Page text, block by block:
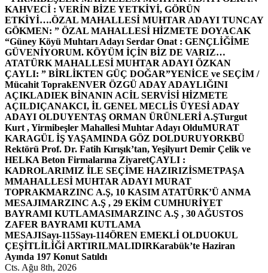
KAHVECİ : VERİN BİZE YETKİYİ, GÖRÜN
ETKİYİ….ÖZAL MAHALLESİ MUHTAR ADAYI TUNCAY
GÖKMEN: ” ÖZAL MAHALLESİ HİZMETE DOYACAK
“Güney Köyü Muhtarı Adayı Serdar Onat : GENÇLİĞİME
GÜVENİYORUM. KÖYÜM İÇİN BİZ DE VARIZ…
ATATÜRK MAHALLESİ MUHTAR ADAYI ÖZKAN
ÇAYLI: ” BİRLİKTEN GÜÇ DOĞAR”YENİCE ve SEÇİM /
Mücahit ToprakENVER ÖZGÜ ADAY ADAYLIĞINI
AÇIKLADIEK BİNANIN ACİL SERVİSİ HİZMETE
AÇILDIÇANAKCI, İL GENEL MECLİS ÜYESİ ADAY
ADAYI OLDUYENTAŞ ORMAN ÜRÜNLERİ A.ŞTurgut
Kurt , Yirmibeşler Mahallesi Muhtar Adayı OlduMURAT
KARAGÜL İŞ YAŞAMINDA GÖZ DOLDURUYORKBÜ
Rektörü Prof. Dr. Fatih Kırışık’tan, Yeşilyurt Demir Çelik ve
HELKA Beton Firmalarına ZiyaretÇAYLI :
KADROLARIMIZ İLE SEÇİME HAZIRIZİSMETPAŞA
MMAHALLESİ MUHTAR ADAYI MURAT
TOPRAKMARZINC A.Ş, 10 KASIM ATATÜRK’Ü ANMA
MESAJIMARZINC A.Ş , 29 EKİM CUMHURİYET
BAYRAMI KUTLAMASIMARZINC A.Ş , 30 AĞUSTOS
ZAFER BAYRAMI KUTLAMA
MESAJISayı-115Sayı-114ÖREN EMEKLİ OLDUOKUL
ÇEŞİTLİLİĞİ ARTIRILMALIDIRKarabük’te Haziran
Ayında 197 Konut Satıldı
Cts. Ağu 8th, 2026